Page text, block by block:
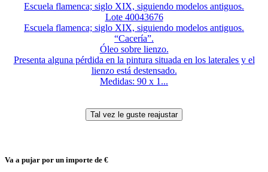
Escuela flamenca; siglo XIX, siguiendo modelos antiguos.
Lote 40043676
Escuela flamenca; siglo XIX, siguiendo modelos antiguos.
“Cacería”.
Óleo sobre lienzo.
Presenta alguna pérdida en la pintura situada en los laterales y el
lienzo está destensado.
Medidas: 90 x 1...
Va a pujar por un importe de €